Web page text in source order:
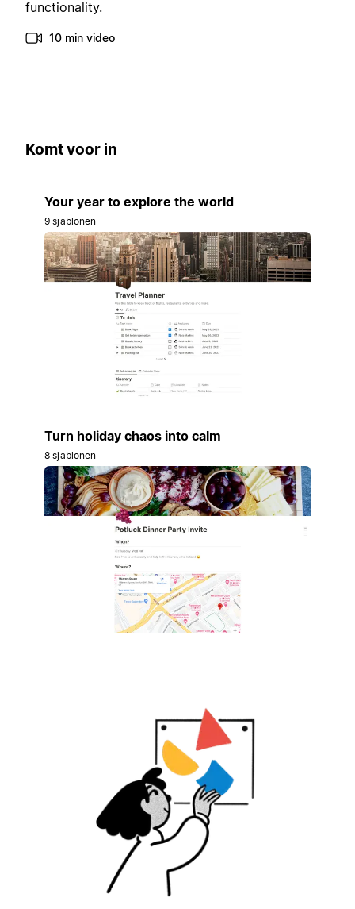
functionality.
10 min video
Komt voor in
Your year to explore the world
9 sjablonen
Turn holiday chaos into calm
8 sjablonen